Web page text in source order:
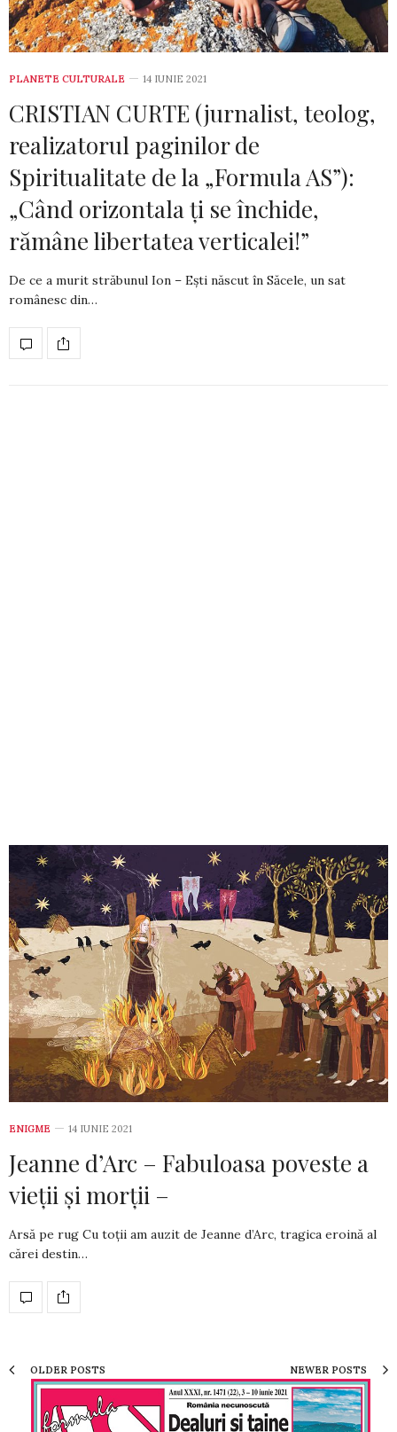
PLANETE CULTURALE 14 IUNIE 2021
CRISTIAN CURTE (jurnalist, teolog,
realizatorul paginilor de
Spiritualitate de la „Formula AS”):
„Când orizontala ți se închide,
rămâne libertatea verticalei!”
De ce a murit străbunul Ion – Ești născut în Săcele, un sat
românesc din…
ENIGME 14 IUNIE 2021
Jeanne d’Arc – Fabuloasa poveste a
vieții și morții –
Arsă pe rug Cu toţii am auzit de Jeanne d’Arc, tragica ero­ină al
cărei destin…
OLDER POSTS NEWER POSTS